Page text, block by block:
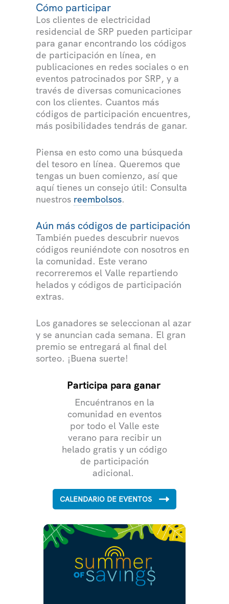
Cómo participar
Los clientes de electricidad
residencial de SRP pueden participar
para ganar encontrando los códigos
de participación en línea, en
publicaciones en redes sociales o en
eventos patrocinados por SRP, y a
través de diversas comunicaciones
con los clientes. Cuantos más
códigos de participación encuentres,
más posibilidades tendrás de ganar.
Piensa en esto como una búsqueda
del tesoro en línea. Queremos que
tengas un buen comienzo, así que
aquí tienes un consejo útil: Consulta
nuestros reembolsos.
Aún más códigos de participación
También puedes descubrir nuevos
códigos reuniéndote con nosotros en
la comunidad. Este verano
recorreremos el Valle repartiendo
helados y códigos de participación
extras.
Los ganadores se seleccionan al azar
y se anuncian cada semana. El gran
premio se entregará al final del
sorteo. ¡Buena suerte!
Participa para ganar
Encuéntranos en la
comunidad en eventos
por todo el Valle este
verano para recibir un
helado gratis y un código
de participación
adicional.
CALENDARIO DE EVENTOS